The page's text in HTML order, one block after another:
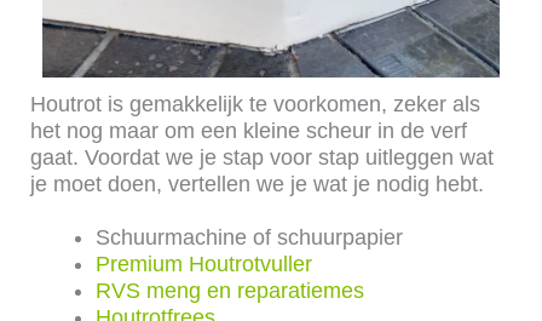
Houtrot is gemakkelijk te voorkomen, zeker als
het nog maar om een kleine scheur in de verf
gaat. Voordat we je stap voor stap uitleggen wat
je moet doen, vertellen we je wat je nodig hebt.
Schuurmachine of schuurpapier
Premium Houtrotvuller
RVS meng en reparatiemes